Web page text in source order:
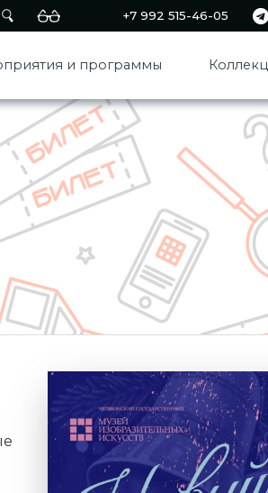
+7 992 515-46-05
и программы